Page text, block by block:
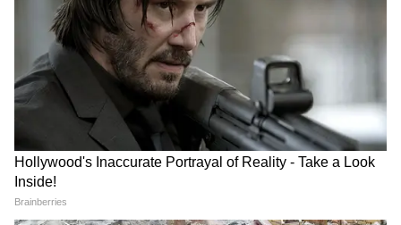
अलग से, PoJK कार्यकर्ता अमजद अयूब मिर्जा ने दावा
किया कि शौकत नवाज मीर की गिरफ्तारी के बाद 600 से
अधिक JAAC कार्यकर्ताओं और एक्टिविस्ट्स को हिरासत
में लिया गया है और कहा कि पाकिस्तान की कार्रवाइयों के
खिलाफ PoJK और विदेशों में विरोध प्रदर्शन आयोजित
किए जा रहे हैं। कार्यकर्ता ने कहा, 'पाकिस्तान के कब्जे
वाले जम्मू-कश्मीर में स्थिति घंटे-दर-घंटे खराब होती जा
रही है। ज्वाइंट अवामी एक्शन कमेटी के नेता शौकत
नवाज मीर की गिरफ्तारी के बाद अब तक कमेटी के 600